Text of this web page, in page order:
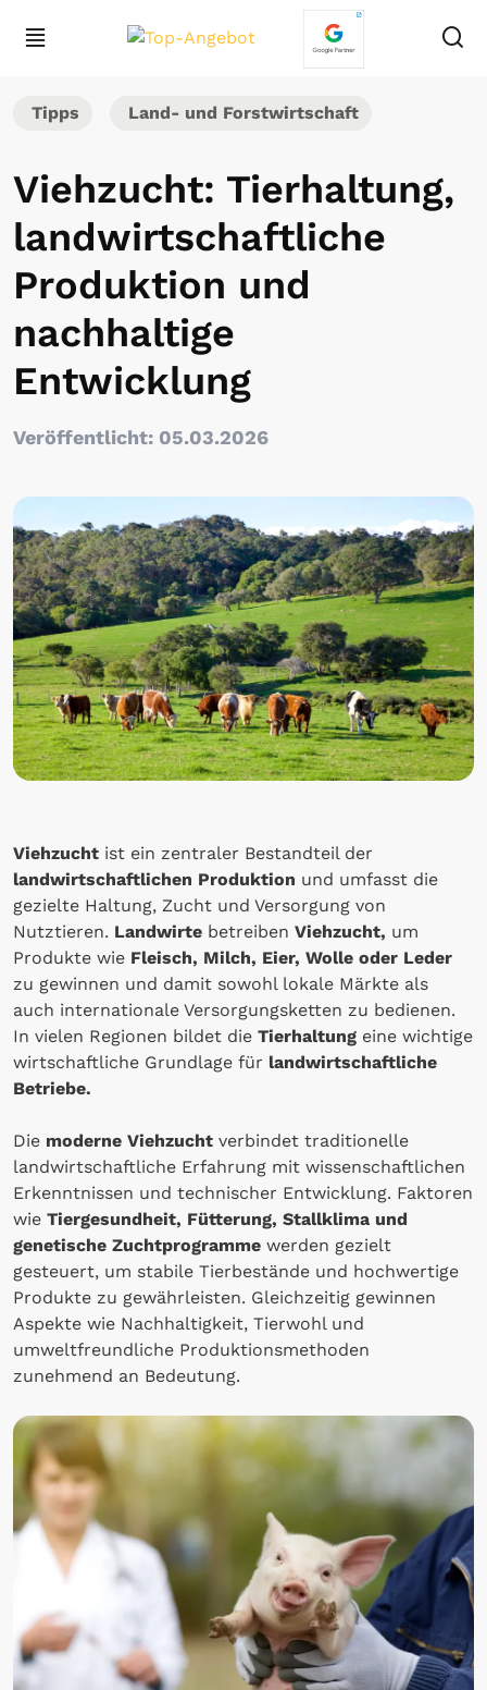
Tipps Land- und Forstwirtschaft
Viehzucht: Tierhaltung,
landwirtschaftliche
Produktion und
nachhaltige
Entwicklung
Veröffentlicht: 05.03.2026
Viehzucht ist ein zentraler Bestandteil der
landwirtschaftlichen Produktion und umfasst die
gezielte Haltung, Zucht und Versorgung von
Nutztieren. Landwirte betreiben Viehzucht, um
Produkte wie Fleisch, Milch, Eier, Wolle oder Leder
zu gewinnen und damit sowohl lokale Märkte als
auch internationale Versorgungsketten zu bedienen.
In vielen Regionen bildet die Tierhaltung eine wichtige
wirtschaftliche Grundlage für landwirtschaftliche
Betriebe.
Die moderne Viehzucht verbindet traditionelle
landwirtschaftliche Erfahrung mit wissenschaftlichen
Erkenntnissen und technischer Entwicklung. Faktoren
wie Tiergesundheit, Fütterung, Stallklima und
genetische Zuchtprogramme werden gezielt
gesteuert, um stabile Tierbestände und hochwertige
Produkte zu gewährleisten. Gleichzeitig gewinnen
Aspekte wie Nachhaltigkeit, Tierwohl und
umweltfreundliche Produktionsmethoden
zunehmend an Bedeutung.